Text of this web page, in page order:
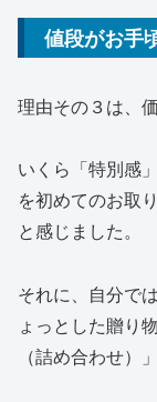
値段がお手
理由その３は、
いくら「特別感
を初めてのお取
と感じました。
それに、自分で
ょっとした贈り
（詰め合わせ）